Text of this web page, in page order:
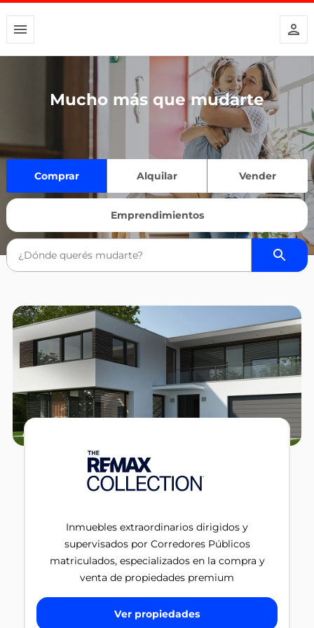
Mucho más que mudarte
Comprar Alquilar Vender
Emprendimientos
Inmuebles extraordinarios dirigidos y
supervisados por Corredores Públicos
matriculados, especializados en la compra y
venta de propiedades premium
Ver propiedades